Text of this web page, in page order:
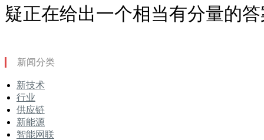
疑正在给出一个相当有分量的
新闻分类
新技术
行业
供应链
新能源
智能网联